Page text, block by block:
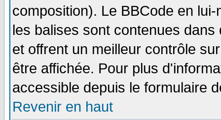
composition). Le BBCode en
les balises sont contenues
et offrent un meilleur contrôle
être affichée. Pour plus
accessible depuis le formulaire
Revenir en haut